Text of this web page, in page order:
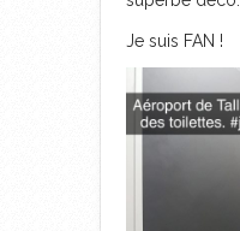
Je suis FAN !